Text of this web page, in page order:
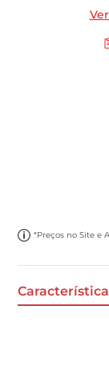
*Preços no Site e